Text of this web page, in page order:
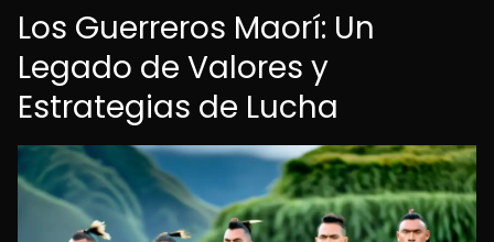
Los Guerreros Maorí: Un
Legado de Valores y
Estrategias de Lucha